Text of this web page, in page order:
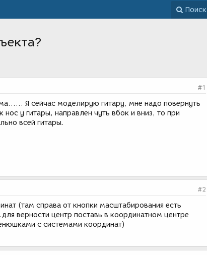
Поиск
#1
Я сейчас моделирую гитару, мне надо повернуть
нос у гитары, направлен чуть вбок и вниз, то при
всей гитары.
#2
(там справа от кнопки масштабирования есть
верности центр поставь в координатном центре
с системами координат)